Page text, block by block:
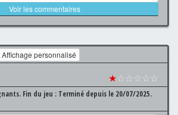
Voir les commentaires
Affichage personnalisé
★☆☆☆☆☆
Fin du jeu : Terminé depuis le 20/07/2025.